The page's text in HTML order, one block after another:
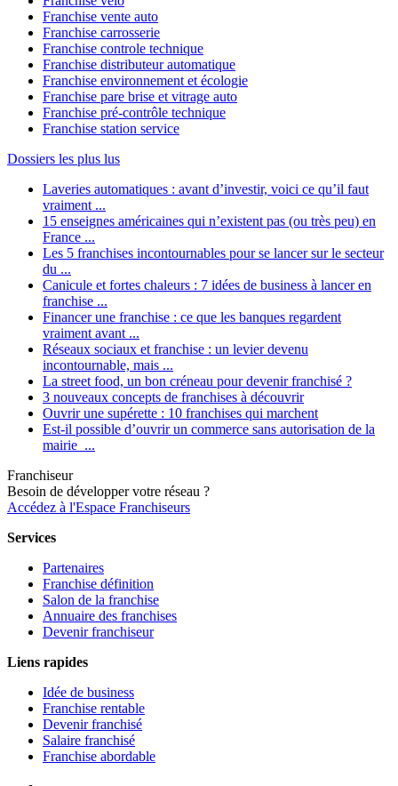
Franchise vente auto
Franchise carrosserie
Franchise controle technique
Franchise distributeur automatique
Franchise environnement et écologie
Franchise pare brise et vitrage auto
Franchise pré-contrôle technique
Franchise station service
Dossiers les plus lus
Laveries automatiques : avant d’investir, voici ce qu’il faut
vraiment ...
15 enseignes américaines qui n’existent pas (ou très peu) en
France ...
Les 5 franchises incontournables pour se lancer sur le secteur
du ...
Canicule et fortes chaleurs : 7 idées de business à lancer en
franchise ...
Financer une franchise : ce que les banques regardent
vraiment avant ...
Réseaux sociaux et franchise : un levier devenu
incontournable, mais ...
La street food, un bon créneau pour devenir franchisé ?
3 nouveaux concepts de franchises à découvrir
Ouvrir une supérette : 10 franchises qui marchent
Est-il possible d’ouvrir un commerce sans autorisation de la
mairie ...
Franchiseur
Besoin de développer votre réseau ?
Accédez à l'Espace Franchiseurs
Services
Partenaires
Franchise définition
Salon de la franchise
Annuaire des franchises
Devenir franchiseur
Liens rapides
Idée de business
Franchise rentable
Devenir franchisé
Salaire franchisé
Franchise abordable